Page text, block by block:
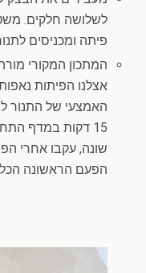
לשלושה חלקים.
פיתה ומכניסים לתנור
אצלנו הפיתות
15 דקות במדף
שונה, עקבו אחרי
הפעם הראשונה הכל